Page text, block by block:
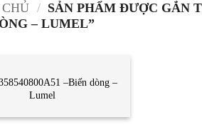
/ SẢN PHẨM ĐƯỢC GẮN
– LUMEL”
–Biến dòng –
Lumel